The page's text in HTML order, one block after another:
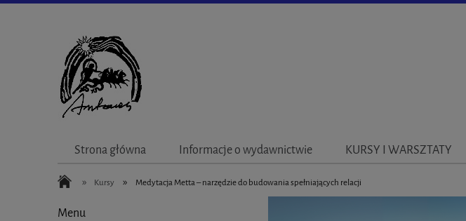
Strona główna Informacje o wydawnictwie KURSY I WARSZTATY
» Kursy » Medytacja Metta – narzędzie do budowania spełniających relacji
Menu